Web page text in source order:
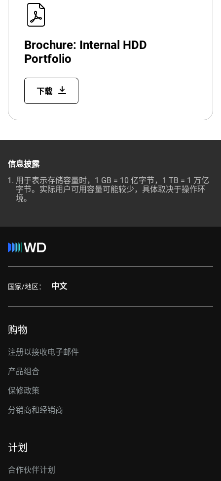
Brochure: Internal HDD
Portfolio
下载
信息披露
用于表示存储容量时，1 GB = 10 亿字节，1 TB = 1 万亿
字节。实际用户可用容量可能较少，具体取决于操作环
境。
国家/地区： 中文
购物
注册以接收电子邮件
产品组合
保修政策
分销商和经销商
计划
合作伙伴计划